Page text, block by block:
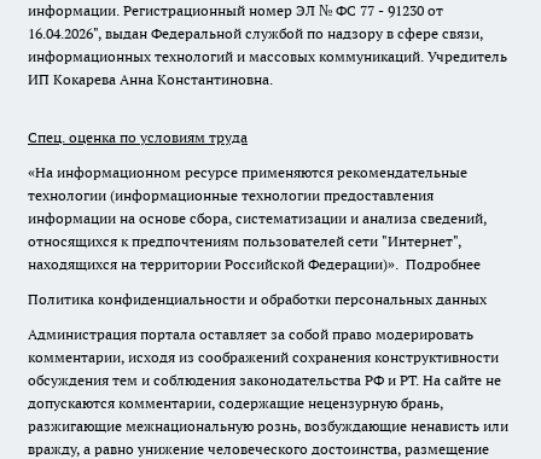
информации. Регистрационный номер ЭЛ № ФС 77 - 91230 от
16.04.2026", выдан Федеральной службой по надзору в сфере связи,
информационных технологий и массовых коммуникаций. Учредитель
ИП Кокарева Анна Константиновна.
Спец. оценка по условиям труда
«На информационном ресурсе применяются рекомендательные
технологии (информационные технологии предоставления
информации на основе сбора, систематизации и анализа сведений,
относящихся к предпочтениям пользователей сети "Интернет",
находящихся на территории Российской Федерации)». Подробнее
Политика конфиденциальности и обработки персональных данных
Администрация портала оставляет за собой право модерировать
комментарии, исходя из соображений сохранения конструктивности
обсуждения тем и соблюдения законодательства РФ и РТ. На сайте не
допускаются комментарии, содержащие нецензурную брань,
разжигающие межнациональную рознь, возбуждающие ненависть или
вражду, а равно унижение человеческого достоинства, размещение